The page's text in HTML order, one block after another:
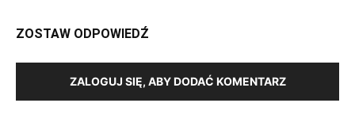
ZOSTAW ODPOWIEDŹ
ZALOGUJ SIĘ, ABY DODAĆ KOMENTARZ